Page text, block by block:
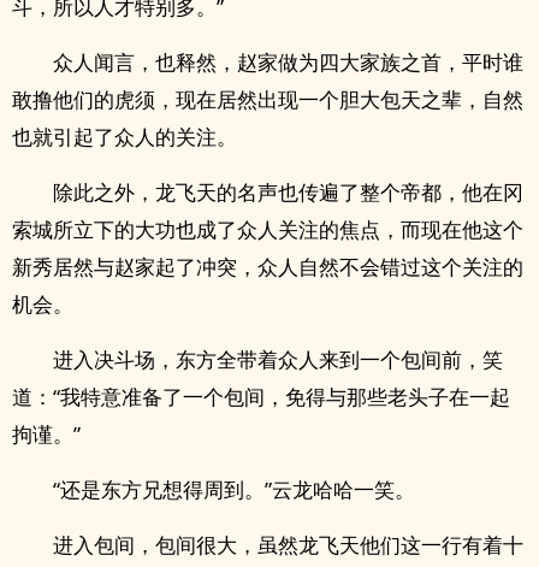
斗，所以人才特别多。”
众人闻言，也释然，赵家做为四大家族之首，平时谁
敢撸他们的虎须，现在居然出现一个胆大包天之辈，自然
也就引起了众人的关注。
除此之外，龙飞天的名声也传遍了整个帝都，他在冈
索城所立下的大功也成了众人关注的焦点，而现在他这个
新秀居然与赵家起了冲突，众人自然不会错过这个关注的
机会。
进入决斗场，东方全带着众人来到一个包间前，笑
道：“我特意准备了一个包间，免得与那些老头子在一起
拘谨。”
“还是东方兄想得周到。”云龙哈哈一笑。
进入包间，包间很大，虽然龙飞天他们这一行有着十